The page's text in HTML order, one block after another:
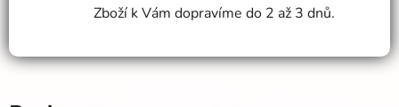
Zboží k Vám dopravíme do 2 až 3 dnů.